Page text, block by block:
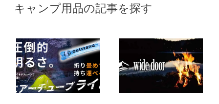
キャンプ用品の記事を探す